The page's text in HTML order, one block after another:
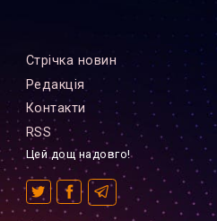
Стрiчка новин
Редакцiя
Контакти
RSS
Цей дощ надовго!